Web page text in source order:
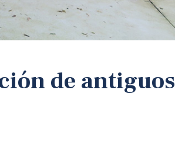
de antiguos